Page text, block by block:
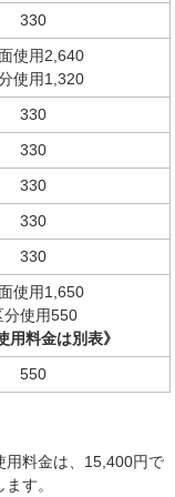
330
使用2,640
使用1,320
330
330
330
330
330
使用1,650
分使用550
用料金は別表》
550
用料金は、15,400円で
す。